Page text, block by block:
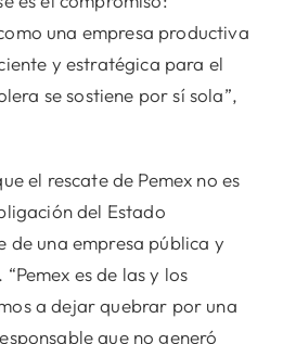
una empresa productiva
y estratégica para el
se sostiene por sí sola”,
el rescate de Pemex no es
del Estado
de una empresa pública y
es de las y los
a dejar quebrar por una
que no generó